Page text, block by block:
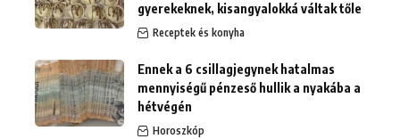
gyerekeknek, kisangyalokká váltak tőle
Receptek és konyha
Ennek a 6 csillagjegynek hatalmas
mennyiségű pénzeső hullik a nyakába a
hétvégén
Horoszkóp